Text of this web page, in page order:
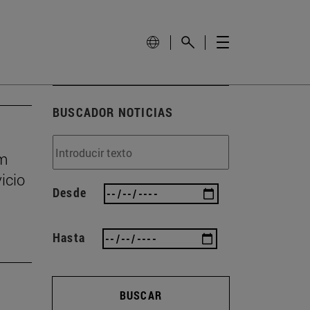
BUSCADOR NOTICIAS
Desde
Hasta
BUSCAR